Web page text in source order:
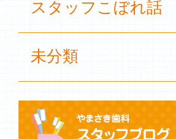
スタッフこぼれ話
未分類